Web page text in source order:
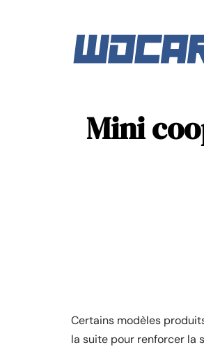
Mini
Certains modèles
la suite pour renforcer la